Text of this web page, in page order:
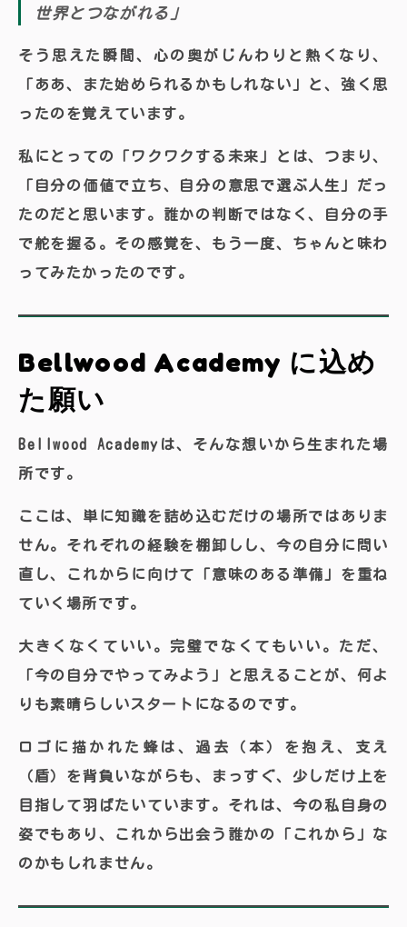
世界とつながれる」
そう思えた瞬間、心の奥がじんわりと熱くなり、
「ああ、また始められるかもしれない」と、強く思
ったのを覚えています。
私にとっての「ワクワクする未来」とは、つまり、
自分の価値で立ち、自分の意思で選ぶ人生
」だっ
たのだと思います。誰かの判断ではなく、自分の手
で舵を握る。その感覚を、もう一度、ちゃんと味わ
ってみたかったのです。
Bellwood Academy に込め
た願い
Bellwood Academyは、そんな想いから生まれた場
所です。
ここは、単に知識を詰め込むだけの場所ではありま
せん。それぞれの経験を棚卸しし、今の自分に問い
直し、これからに向けて「意味のある準備」を重ね
ていく場所です。
大きくなくていい。完璧でなくてもいい。ただ、
「今の自分でやってみよう」と思えることが、何よ
りも素晴らしいスタートになるのです。
ロゴに描かれた蜂は、過去（本）を抱え、支え
（盾）を背負いながらも、まっすぐ、少しだけ上を
目指して羽ばたいています。それは、今の私自身の
姿でもあり、これから出会う誰かの「これから」な
のかもしれません。